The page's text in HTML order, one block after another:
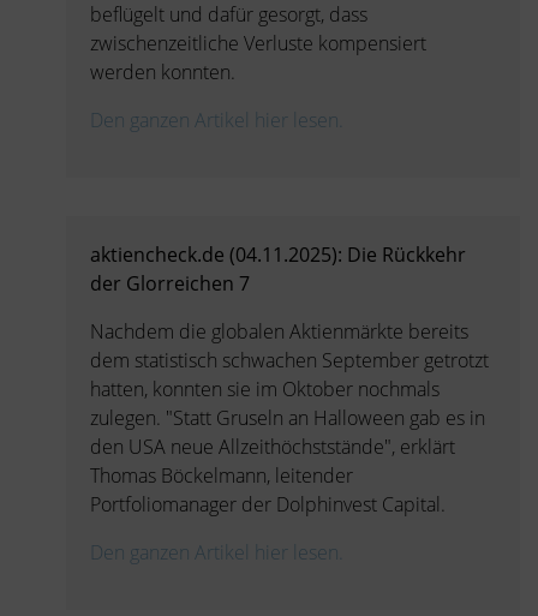
beflügelt und dafür gesorgt, dass
zwischenzeitliche Verluste kompensiert
werden konnten.
Den ganzen Artikel hier lesen.
aktiencheck.de (04.11.2025): Die Rückkehr
der Glorreichen 7
Nachdem die globalen Aktienmärkte bereits
dem statistisch schwachen September getrotzt
hatten, konnten sie im Oktober nochmals
zulegen. "Statt Gruseln an Halloween gab es in
den USA neue Allzeithöchststände", erklärt
Thomas Böckelmann, leitender
Portfoliomanager der Dolphinvest Capital.
Den ganzen Artikel hier lesen.